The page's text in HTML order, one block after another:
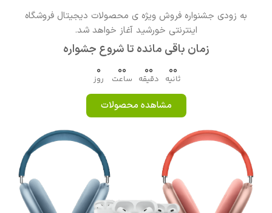
به زودی جشنواره فروش ویژه ی محصولات دیجیتال فروشگاه
اینترنتی خورشید آغاز خواهد شد.
زمان باقی مانده تا شروع جشواره
0
روز
00
ساعت
00
دقیقه
00
ثانیه
مشاهده محصولات